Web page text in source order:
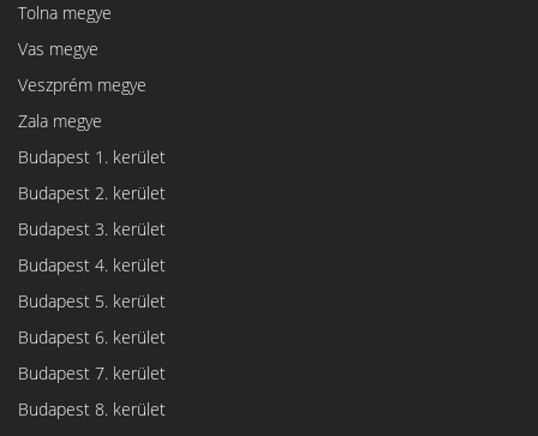
Tolna megye
Vas megye
Veszprém megye
Zala megye
Budapest 1. kerület
Budapest 2. kerület
Budapest 3. kerület
Budapest 4. kerület
Budapest 5. kerület
Budapest 6. kerület
Budapest 7. kerület
Budapest 8. kerület